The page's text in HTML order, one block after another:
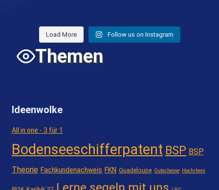
Load More Follow us on Instagram
Themen
Ideenwolke
All in one - 3 für 1
Bodenseeschifferpatent BSP BSP
Theorie Fachkundenachweis FKN Guadeloupe Gutscheine Hochrhein